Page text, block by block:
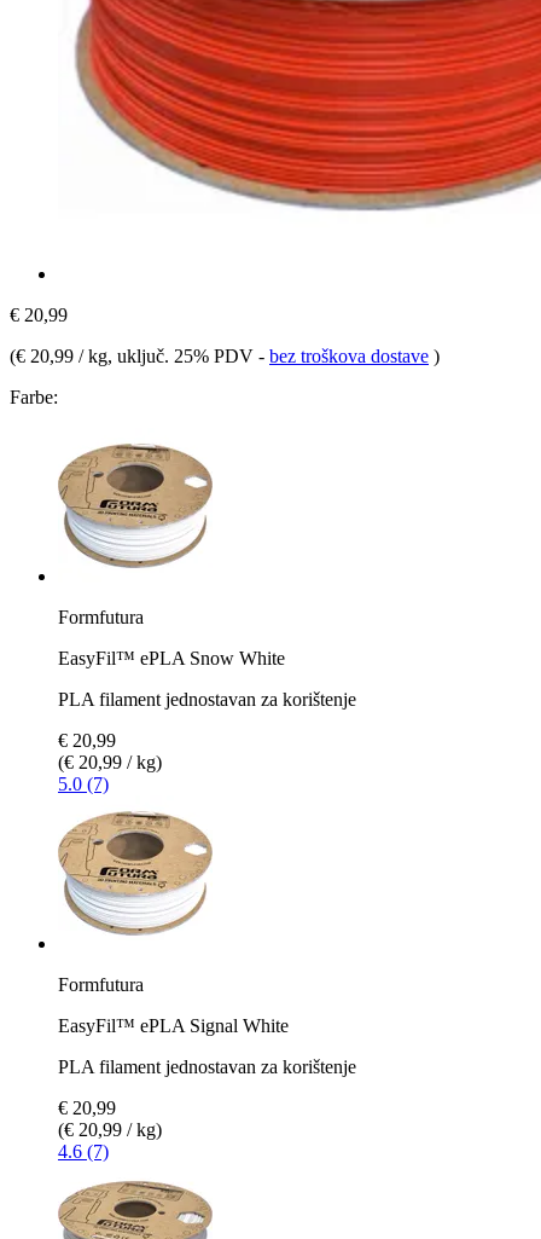
€ 20,99
(€ 20,99 / kg, uključ. 25% PDV - bez troškova dostave )
Farbe:
Formfutura
EasyFil™ ePLA Snow White
PLA filament jednostavan za korištenje
€ 20,99
(€ 20,99 / kg)
5.0 (7)
Formfutura
EasyFil™ ePLA Signal White
PLA filament jednostavan za korištenje
€ 20,99
(€ 20,99 / kg)
4.6 (7)